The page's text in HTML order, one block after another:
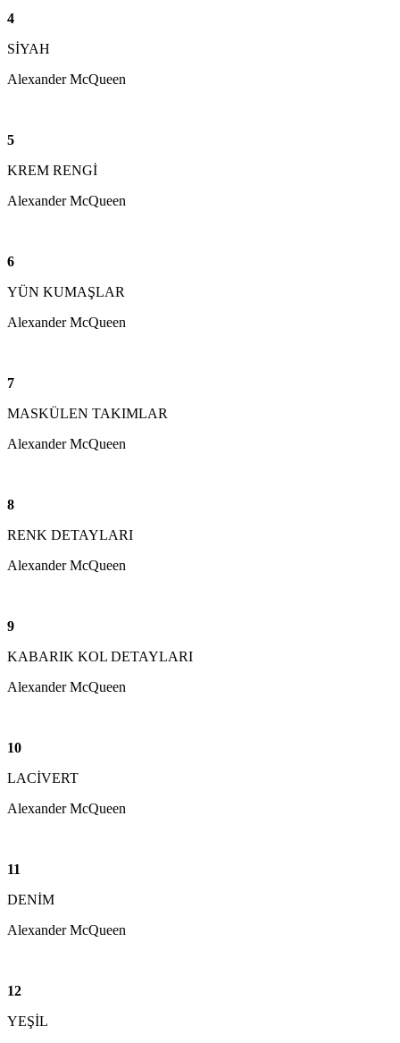
4
SİYAH
Alexander McQueen
5
KREM RENGİ
Alexander McQueen
6
YÜN KUMAŞLAR
Alexander McQueen
7
MASKÜLEN TAKIMLAR
Alexander McQueen
8
RENK DETAYLARI
Alexander McQueen
9
KABARIK KOL DETAYLARI
Alexander McQueen
10
LACİVERT
Alexander McQueen
11
DENİM
Alexander McQueen
12
YEŞİL